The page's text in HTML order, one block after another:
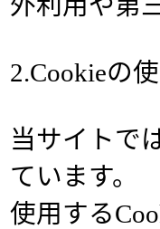
2.Cookieの
当サイトで
ています。
使用する